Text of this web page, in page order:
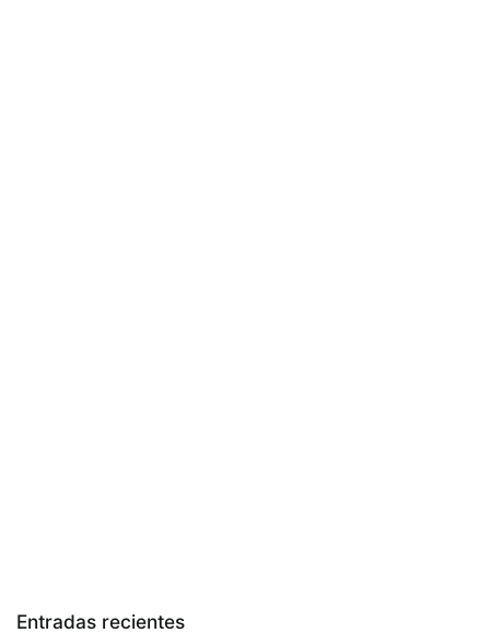
Entradas recientes